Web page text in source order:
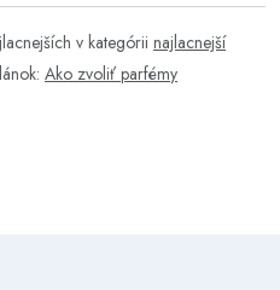
v kategórii najlacnejší
Ako zvoliť parfémy